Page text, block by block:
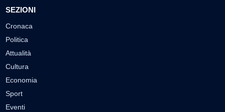
SEZIONI
Cronaca
Politica
Attualità
Cultura
Economia
Sport
Eventi